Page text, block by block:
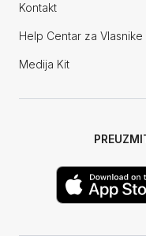
Kontakt
Help Centar za Vlasnike
Medija Kit